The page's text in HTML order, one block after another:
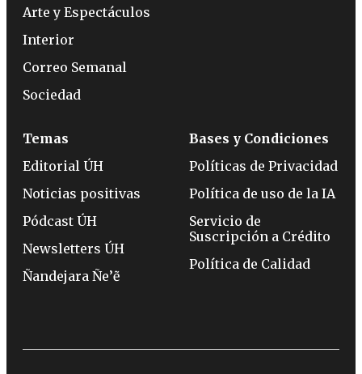
Arte y Espectáculos
Interior
Correo Semanal
Sociedad
Temas
Editorial ÚH
Noticias positivas
Pódcast ÚH
Newsletters ÚH
Ñandejara Ñe’ẽ
Bases y Condiciones
Políticas de Privacidad
Política de uso de la IA
Servicio de
Suscripción a Crédito
Política de Calidad